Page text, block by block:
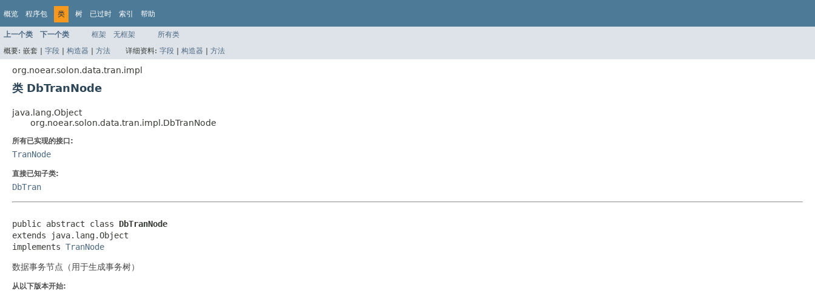
概览 程序包 类 树 已过时 索引 帮助
上一个类 下一个类 框架 无框架
所有类
概要: 嵌套 | 字段 | 构造器 | 方法 详细资料: 字段 | 构造器 | 方法
org.noear.solon.data.tran.impl
类 DbTranNode
java.lang.Object
org.noear.solon.data.tran.impl.DbTranNode
所有已实现的接口:
TranNode
直接已知子类:
DbTran
public abstract class DbTranNode
extends java.lang.Object
implements TranNode
数据事务节点（用于生成事务树）
从以下版本开始: